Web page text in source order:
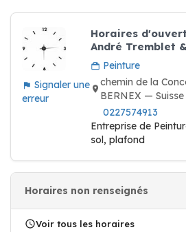
Signaler une
erreur
Horaires
André Tremblet
Peinture
chemin de la
BERNEX — Suisse
0227574913
Entreprise de
sol, plafond
Horaires non renseignés
Voir tous les horaires